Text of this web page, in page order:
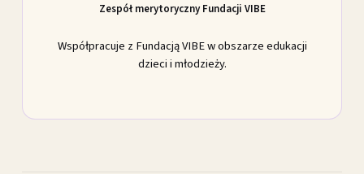
Zespół merytoryczny Fundacji VIBE
Współpracuje z Fundacją VIBE w obszarze edukacji
dzieci i młodzieży.